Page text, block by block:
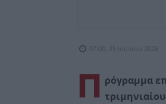
07:00, 25 Ιουνίου 2026
Π
ρόγραμμα